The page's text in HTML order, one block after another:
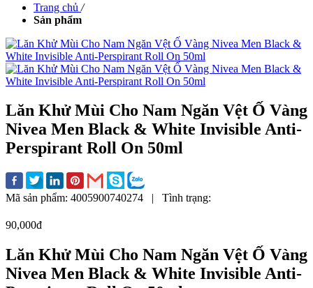
Trang chủ /
Sản phẩm
Lăn Khử Mùi Cho Nam Ngăn Vệt Ố Vàng
Nivea Men Black & White Invisible Anti-
Perspirant Roll On 50ml
Mã sản phẩm: 4005900740274 | Tình trạng:
90,000đ
Lăn Khử Mùi Cho Nam Ngăn Vệt Ố Vàng
Nivea Men Black & White Invisible Anti-